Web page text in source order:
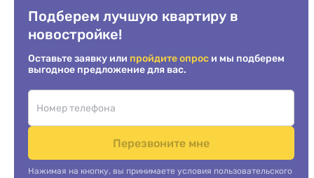
Подберем лучшую квартиру в
новостройке!
Оставьте заявку или пройдите опрос и мы подберем
выгодное предложение для вас.
Перезвоните мне
Нажимая на кнопку, вы принимаете условия пользовательского